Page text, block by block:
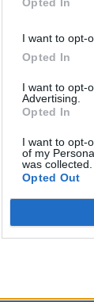
I want to opt-
Opted In
I want to opt-
Advertising.
Opted In
I want to opt-
of my
was collected.
Opted Out